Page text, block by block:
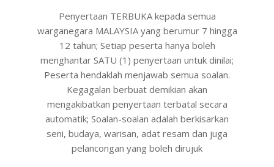
Penyertaan TERBUKA kepada semua
warganegara MALAYSIA yang berumur 7 hingga
12 tahun; Setiap peserta hanya boleh
menghantar SATU (1) penyertaan untuk dinilai;
Peserta hendaklah menjawab semua soalan.
Kegagalan berbuat demikian akan
mengakibatkan penyertaan terbatal secara
automatik; Soalan-soalan adalah berkisarkan
seni, budaya, warisan, adat resam dan juga
pelancongan yang boleh dirujuk